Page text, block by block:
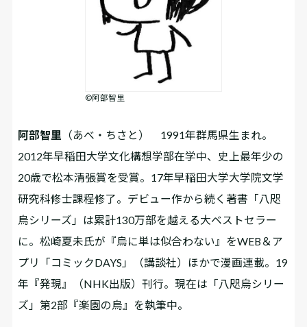
©阿部智里
阿部智里 （あべ・ちさと） 1991年群馬県生まれ。
2012年早稲田大学文化構想学部在学中、史上最年少の
20歳で松本清張賞を受賞。17年早稲田大学大学院文学
研究科修士課程修了。デビュー作から続く著書「八咫
烏シリーズ」は累計130万部を越える大ベストセラー
に。松崎夏未氏が『烏に単は似合わない』をWEB＆ア
プリ「コミックDAYS」（講談社）ほかで漫画連載。19
年『発現』（NHK出版）刊行。現在は「八咫烏シリー
ズ」第2部『楽園の烏』を執筆中。